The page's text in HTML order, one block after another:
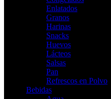
Enlatados
Granos
Harinas
Snacks
Huevos
Lácteos
Salsas
Pan
Refrescos en Polvo
Bebidas